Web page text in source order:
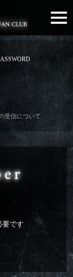
受信について
要です